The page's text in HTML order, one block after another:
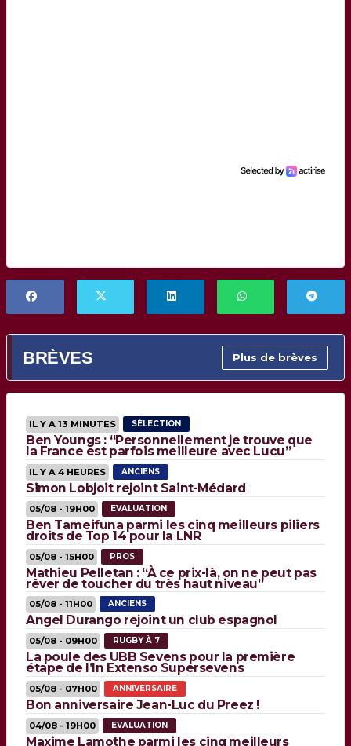
BRÈVES Plus de brèves
IL Y A 13 MINUTES SÉLECTION
Ben Youngs : “Personnellement je trouve que
la France est parfois meilleure avec Lucu”
IL Y A 4 HEURES ANCIENS
Simon Lobjoit rejoint Saint-Médard
05/08 - 19H00 EVALUATION
Ben Tameifuna parmi les cinq meilleurs piliers
droits de Top 14 pour la LNR
05/08 - 15H00 PROS
Mathieu Pelletan : “À ce prix-là, on ne peut pas
rêver de toucher du très haut niveau”
05/08 - 11H00 ANCIENS
Angel Durango rejoint un club espagnol
05/08 - 09H00 RUGBY À 7
La poule des UBB Sevens pour la première
étape de l’In Extenso Supersevens
05/08 - 07H00 ANNIVERSAIRE
Bon anniversaire Jean-Luc du Preez !
04/08 - 19H00 EVALUATION
Maxime Lamothe parmi les cinq meilleurs